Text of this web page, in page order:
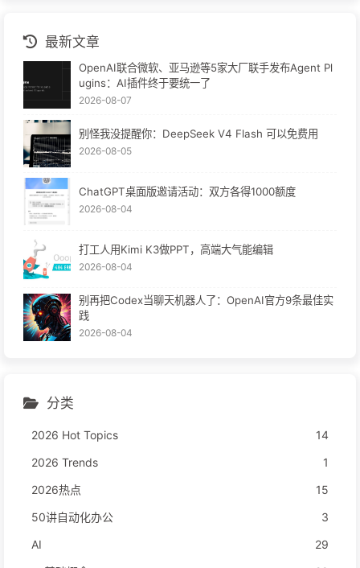
最新文章
OpenAI联合微软、亚马逊等5家大厂联手发布Agent Pl
ugins：AI插件终于要统一了
2026-08-07
别怪我没提醒你：DeepSeek V4 Flash 可以免费用
2026-08-05
ChatGPT桌面版邀请活动：双方各得1000额度
2026-08-04
打工人用Kimi K3做PPT，高端大气能编辑
2026-08-04
别再把Codex当聊天机器人了：OpenAI官方9条最佳实
践
2026-08-04
分类
2026 Hot Topics
14
2026 Trends
1
2026热点
15
50讲自动化办公
3
AI
29